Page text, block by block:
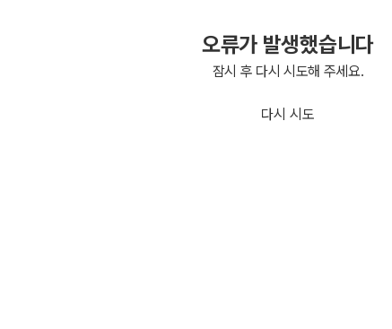
오류가 발생했습니다
잠시 후 다시 시도해 주세요.
다시 시도